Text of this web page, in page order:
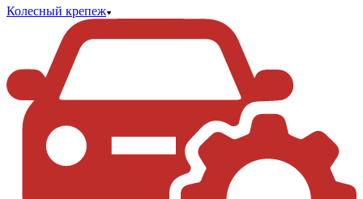
Колесный крепеж